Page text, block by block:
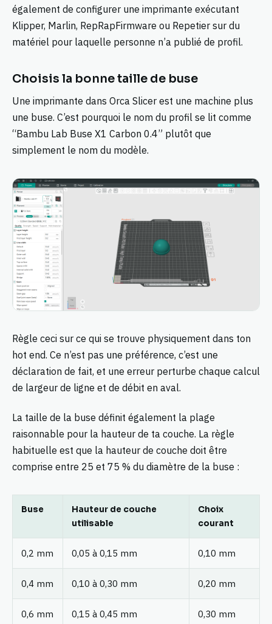
également de configurer une imprimante exécutant
Klipper, Marlin, RepRapFirmware ou Repetier sur du
matériel pour laquelle personne n’a publié de profil.
Choisis la bonne taille de buse
Une imprimante dans Orca Slicer est une machine plus
une buse. C’est pourquoi le nom du profil se lit comme
“Bambu Lab Buse X1 Carbon 0.4” plutôt que
simplement le nom du modèle.
Règle ceci sur ce qui se trouve physiquement dans ton
hot end. Ce n’est pas une préférence, c’est une
déclaration de fait, et une erreur perturbe chaque calcul
de largeur de ligne et de débit en aval.
La taille de la buse définit également la plage
raisonnable pour la hauteur de ta couche. La règle
habituelle est que la hauteur de couche doit être
comprise entre 25 et 75 % du diamètre de la buse :
Buse
Hauteur de couche
utilisable
Choix
courant
0,2 mm 0,05 à 0,15 mm 0,10 mm
0,4 mm 0,10 à 0,30 mm 0,20 mm
0,6 mm 0,15 à 0,45 mm 0,30 mm